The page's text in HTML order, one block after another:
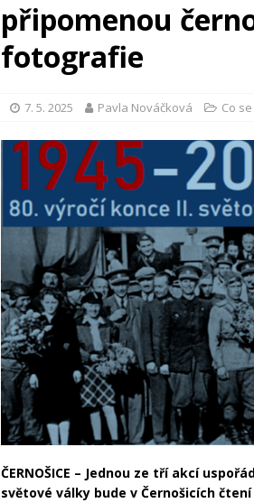
připomenou
fotografie
7. 5. 2025 Pavla Nováčková Co
ČERNOŠICE – Jednou ze tří akcí
světové války bude v Černošicích